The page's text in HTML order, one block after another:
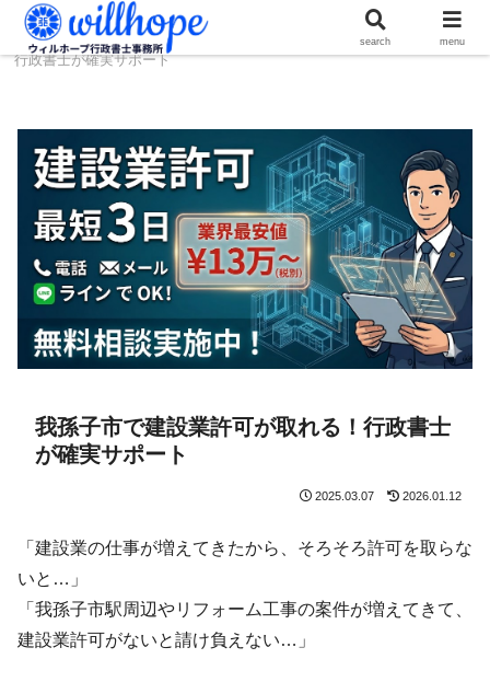
ホーム 建設コラム
我孫子市で建設業許可が取れる！
行政書士が確実サポート
我孫子市で建設業許可が取れる！行政書士
が確実サポート
2025.03.07 2026.01.12
「建設業の仕事が増えてきたから、そろそろ許可を取らな
いと…」
「我孫子市駅周辺やリフォーム工事の案件が増えてきて、
建設業許可がないと請け負えない…」
search menu